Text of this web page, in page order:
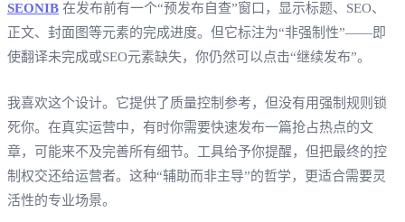
SEONIB 在发布前有一个“预发布自查”窗口，显示标题、SEO、
正文、封面图等元素的完成进度。但它标注为“非强制性”——即
使翻译未完成或SEO元素缺失，你仍然可以点击“继续发布”。
我喜欢这个设计。它提供了质量控制参考，但没有用强制规则锁
死你。在真实运营中，有时你需要快速发布一篇抢占热点的文
章，可能来不及完善所有细节。工具给予你提醒，但把最终的控
制权交还给运营者。这种“辅助而非主导”的哲学，更适合需要灵
活性的专业场景。